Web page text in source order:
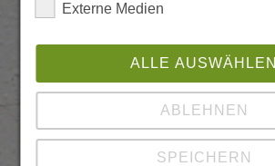
Externe Medien
ALLE AUSWÄHLEN
ABLEHNEN
SPEICHERN